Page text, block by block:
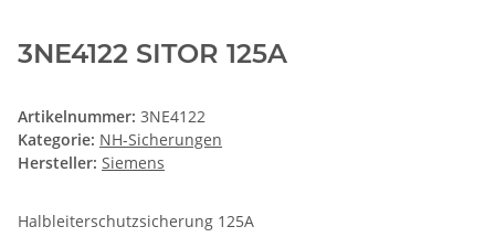
3NE4122 SITOR 125A
Artikelnummer: 3NE4122
Kategorie: NH-Sicherungen
Hersteller: Siemens
Halbleiterschutzsicherung 125A